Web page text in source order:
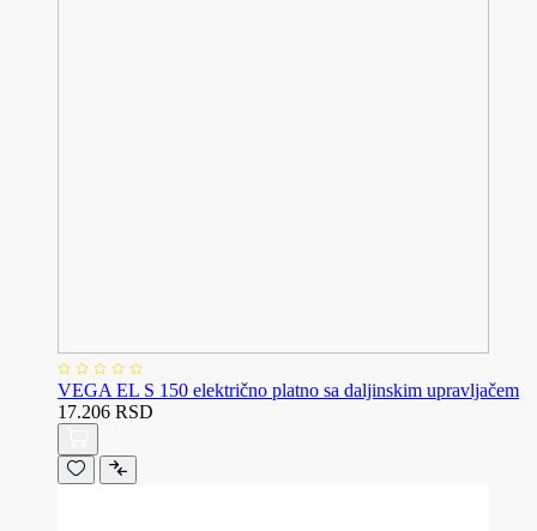
VEGA EL S 150 električno platno sa daljinskim upravljačem
17.206 RSD